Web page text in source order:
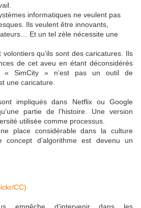
informatiques ne veulent pas
Ils veulent être innovants,
Et un tel zèle nécessite une
qu’ils sont des caricatures. Ils
de cet aveu en étant déconsidérés
« SimCity » n’est pas un outil de
une caricature.
impliqués dans Netflix ou Google
partie de l’histoire. Une version
utilisée comme processus.
place considérable dans la culture
concept d’algorithme est devenu un
CC)
empêche d’intervenir dans les